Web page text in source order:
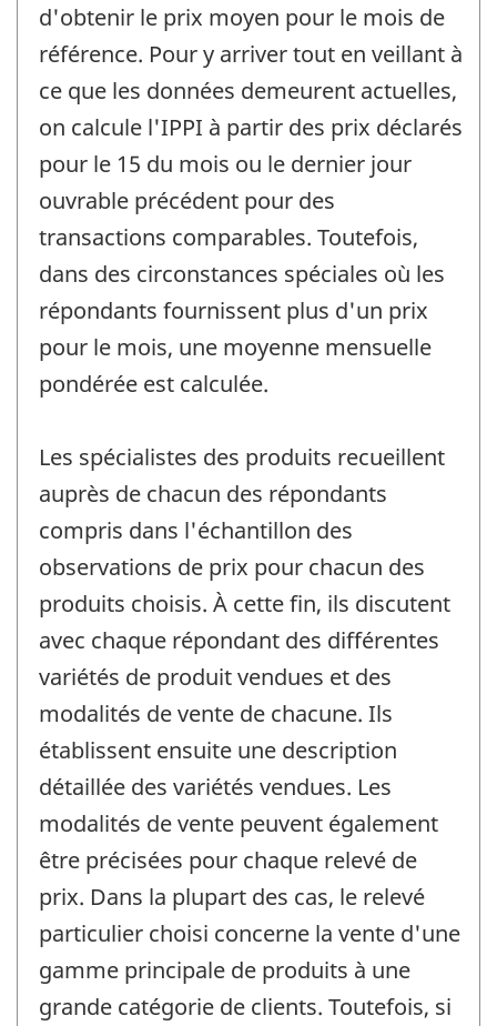
d'obtenir le prix moyen pour le mois de
référence. Pour y arriver tout en veillant à
ce que les données demeurent actuelles,
on calcule l'IPPI à partir des prix déclarés
pour le 15 du mois ou le dernier jour
ouvrable précédent pour des
transactions comparables. Toutefois,
dans des circonstances spéciales où les
répondants fournissent plus d'un prix
pour le mois, une moyenne mensuelle
pondérée est calculée.
Les spécialistes des produits recueillent
auprès de chacun des répondants
compris dans l'échantillon des
observations de prix pour chacun des
produits choisis. À cette fin, ils discutent
avec chaque répondant des différentes
variétés de produit vendues et des
modalités de vente de chacune. Ils
établissent ensuite une description
détaillée des variétés vendues. Les
modalités de vente peuvent également
être précisées pour chaque relevé de
prix. Dans la plupart des cas, le relevé
particulier choisi concerne la vente d'une
gamme principale de produits à une
grande catégorie de clients. Toutefois, si